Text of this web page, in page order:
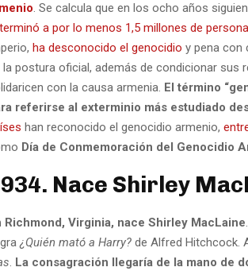
. Se calcula que en los ocho años
a por lo menos 1,5 millones de
ha desconocido el genocidio y pena con
la postura oficial, además de condicionar sus
con la causa armenia. El término
referirse al exterminio más estudiado
han reconocido el genocidio armenio,
Día de Conmemoración del Genocidio
Nace Shirley
Richmond, Virginia, nace Shirley MacLaine
¿Quién mató a Harry? de Alfred Hitchcock.
. La consagración llegaría de la mano de